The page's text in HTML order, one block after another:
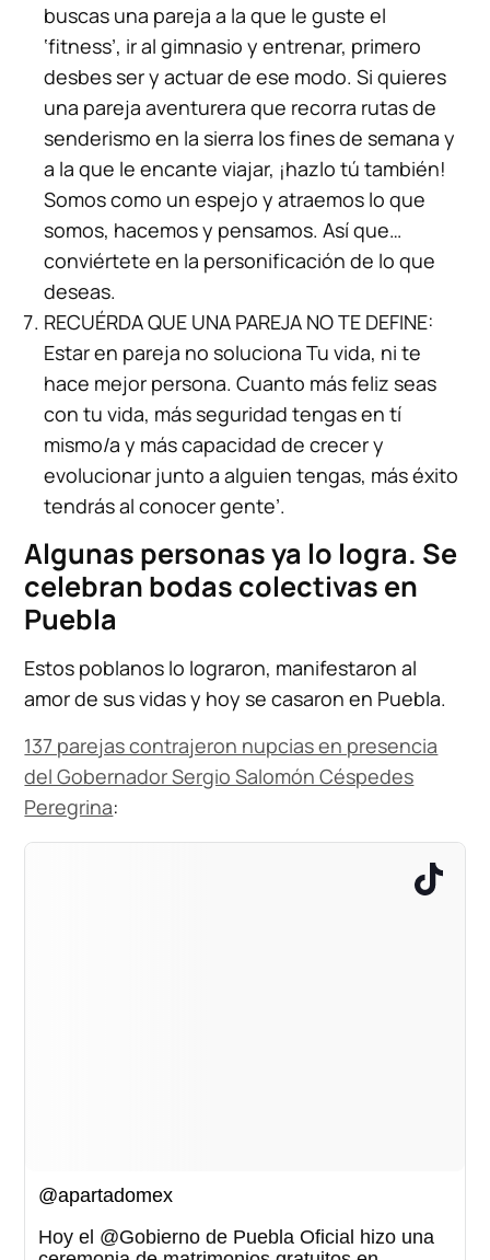
buscas una pareja a la que le guste el
‘fitness’, ir al gimnasio y entrenar, primero
desbes ser y actuar de ese modo. Si quieres
una pareja aventurera que recorra rutas de
senderismo en la sierra los fines de semana y
a la que le encante viajar, ¡hazlo tú también!
Somos como un espejo y atraemos lo que
somos, hacemos y pensamos. Así que…
conviértete en la personificación de lo que
deseas.
RECUÉRDA QUE UNA PAREJA NO TE DEFINE:
Estar en pareja no soluciona Tu vida, ni te
hace mejor persona. Cuanto más feliz seas
con tu vida, más seguridad tengas en tí
mismo/a y más capacidad de crecer y
evolucionar junto a alguien tengas, más éxito
tendrás al conocer gente’.
Algunas personas ya lo logra. Se
celebran bodas colectivas en
Puebla
Estos poblanos lo lograron, manifestaron al
amor de sus vidas y hoy se casaron en Puebla.
137 parejas contrajeron nupcias en presencia
del Gobernador Sergio Salomón Céspedes
Peregrina:
@apartadomex
Hoy el @Gobierno de Puebla Oficial hizo una